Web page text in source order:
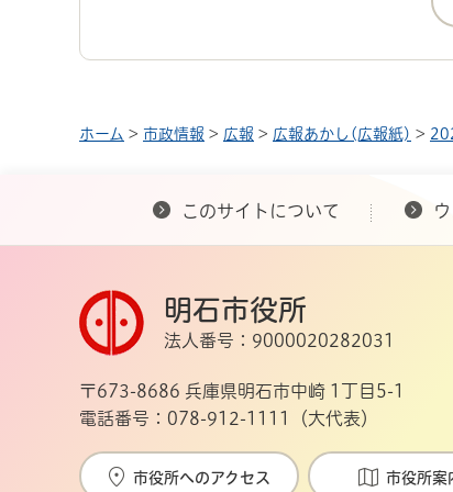
ホーム > 市政情報 > 広報 > 広報あかし(広報紙) >
このサイトについて
明石市役所
法人番号：9000020282031
〒673-8686 兵庫県明石市中崎 1丁目5-1
電話番号：078-912-1111（大代表）
市役所へのアクセス 市役所案